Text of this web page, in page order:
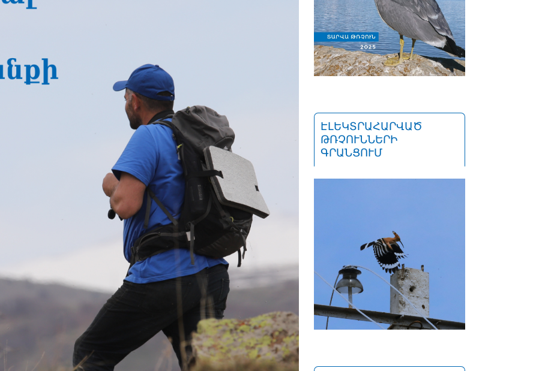
ԷԼԵԿՏՐԱՀԱՐՎԱԾ
ԹՌՉՈՒՆՆԵՐԻ
ԳՐԱՆՑՈՒՄ